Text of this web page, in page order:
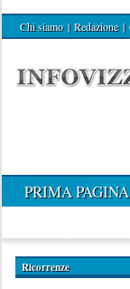
Chi siamo | Redazione |
PRIMA PAGINA
Ricorrenze